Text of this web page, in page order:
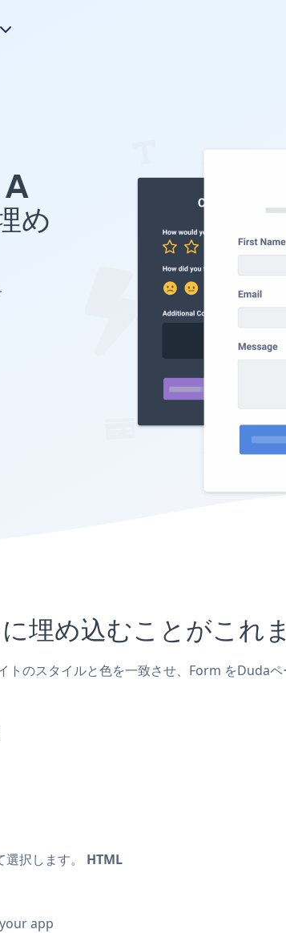
め
埋め込むことがこれ
のスタイルと色を一致させ、Form をDuda
択します。 HTML
app